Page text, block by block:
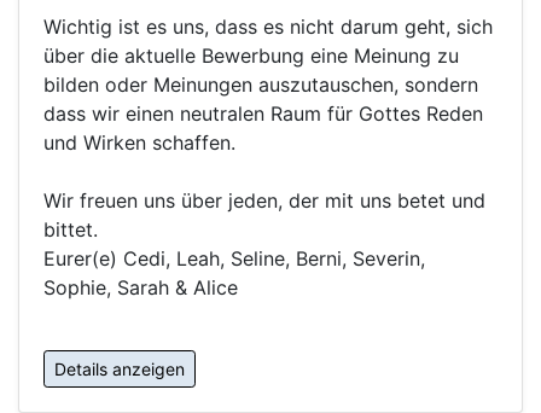
Wichtig ist es uns, dass es nicht darum geht, sich
über die aktuelle Bewerbung eine Meinung zu
bilden oder Meinungen auszutauschen, sondern
dass wir einen neutralen Raum für Gottes Reden
und Wirken schaffen.
Wir freuen uns über jeden, der mit uns betet und
bittet.
Eurer(e) Cedi, Leah, Seline, Berni, Severin,
Sophie, Sarah & Alice
Details anzeigen